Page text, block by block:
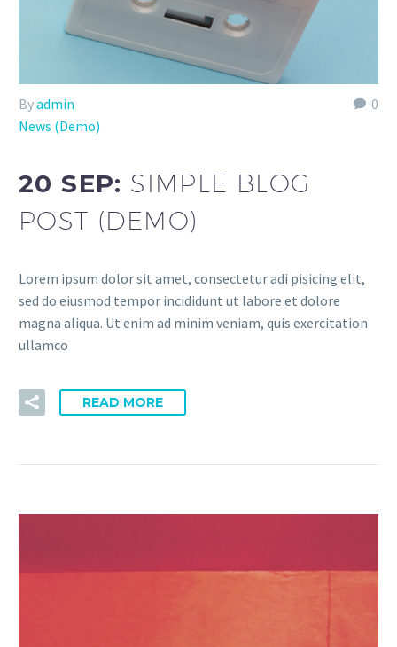
0
Byadmin
News (Demo)
20 SEP: SIMPLE BLOG
POST (DEMO)
Lorem ipsum dolor sit amet, consectetur adi pisicing elit,
sed do eiusmod tempor incididunt ut labore et dolore
magna aliqua. Ut enim ad minim veniam, quis exercitation
ullamco
READ MORE